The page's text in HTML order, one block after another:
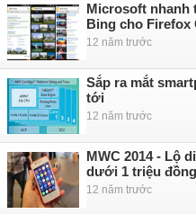
Microsoft nhanh
Bing cho Firefox
12 năm trước
Sắp ra mắt
tới
12 năm trước
MWC 2014 - Lộ
dưới 1 triệu đồng
12 năm trước